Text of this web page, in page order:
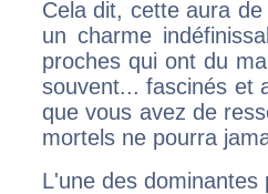
Cela dit, cette aura
un charme
proches qui ont du
souvent... fascinés et
que vous avez de
mortels ne pourra
L'une des